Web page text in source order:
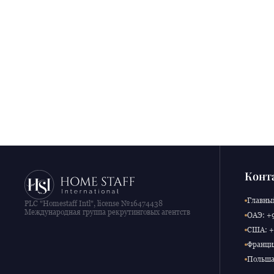
PLC "Homestaff Intl", license №16474438
Международная группа рекрутинговых агентств
ОАЭ:
США: